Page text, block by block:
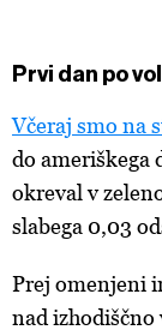
Prvi dan po
Včeraj smo na
do ameriškega
okreval v
slabega 0,03
Prej omenjeni
nad izhodiščno